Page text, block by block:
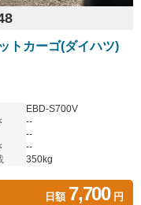
トカーゴ(ダイハツ)
EBD-S700V
--
--
--
350kg
日額 7,700円